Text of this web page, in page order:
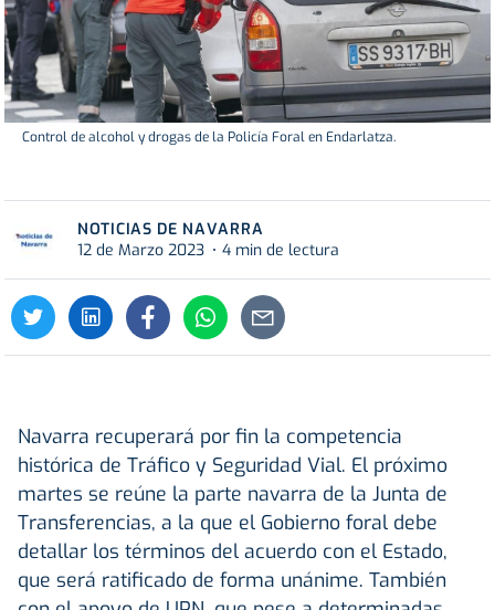
Control de alcohol y drogas de la Policía Foral en Endarlatza.
NOTICIAS DE NAVARRA
12 de Marzo 2023
4 min de lectura
Navarra recuperará por fin la competencia
histórica de Tráfico y Seguridad Vial. El próximo
martes se reúne la parte navarra de la Junta de
Transferencias, a la que el Gobierno foral debe
detallar los términos del acuerdo con el Estado,
que será ratificado de forma unánime. También